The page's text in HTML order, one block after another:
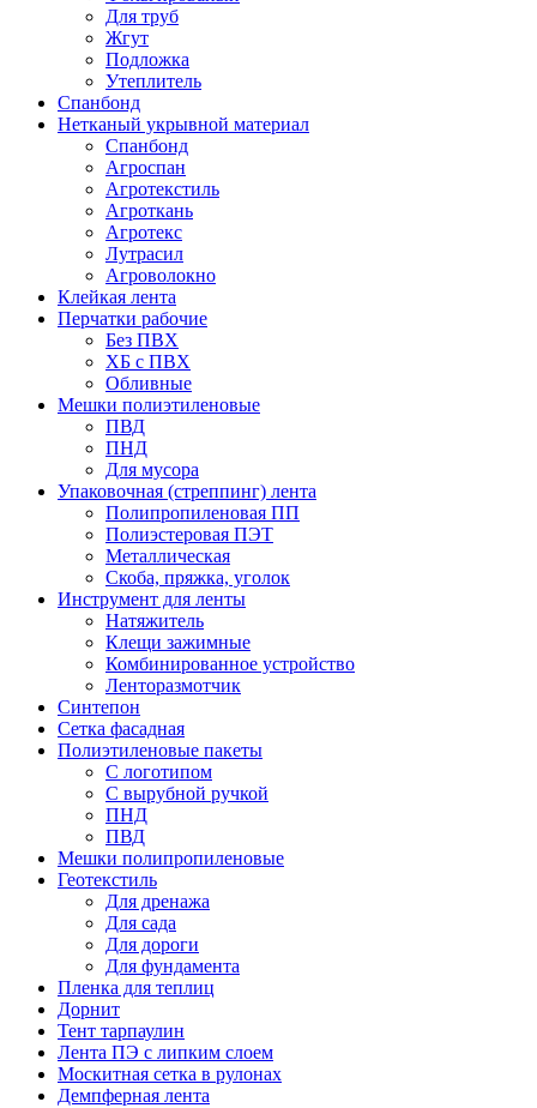
Для труб
Жгут
Подложка
Утеплитель
Спанбонд
Нетканый укрывной материал
Спанбонд
Агроспан
Агротекстиль
Агроткань
Агротекс
Лутрасил
Агроволокно
Клейкая лента
Перчатки рабочие
Без ПВХ
ХБ с ПВХ
Обливные
Мешки полиэтиленовые
ПВД
ПНД
Для мусора
Упаковочная (стреппинг) лента
Полипропиленовая ПП
Полиэстеровая ПЭТ
Металлическая
Скоба, пряжка, уголок
Инструмент для ленты
Натяжитель
Клещи зажимные
Комбинированное устройство
Ленторазмотчик
Синтепон
Сетка фасадная
Полиэтиленовые пакеты
С логотипом
С вырубной ручкой
ПНД
ПВД
Мешки полипропиленовые
Геотекстиль
Для дренажа
Для сада
Для дороги
Для фундамента
Пленка для теплиц
Дорнит
Тент тарпаулин
Лента ПЭ с липким слоем
Москитная сетка в рулонах
Демпферная лента